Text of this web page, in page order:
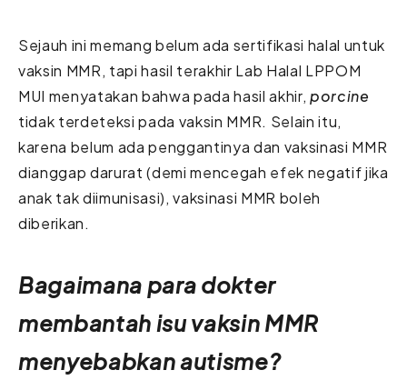
Sejauh ini memang belum ada sertifikasi halal untuk
vaksin MMR, tapi hasil terakhir Lab Halal LPPOM
MUI menyatakan bahwa pada hasil akhir, porcine
tidak terdeteksi pada vaksin MMR. Selain itu,
karena belum ada penggantinya dan vaksinasi MMR
dianggap darurat (demi mencegah efek negatif jika
anak tak diimunisasi), vaksinasi MMR boleh
diberikan.
Bagaimana para dokter
membantah isu vaksin MMR
menyebabkan autisme?